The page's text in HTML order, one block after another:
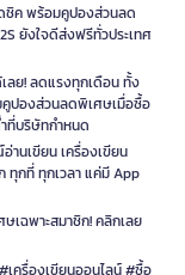
ชิค พร้อมคูปองส่วนลด
ยังใจดีส่งฟรีทั่วประเทศ
ลย! ลดแรงทุกเดือน ทั้ง
ปองส่วนลดพิเศษเมื่อซื้อ
ที่บริษัทกำหนด
านเขียน เครื่องเขียน
ทุกที่ ทุกเวลา แค่มี App
เฉพาะสมาชิก! คลิกเลย
เครื่องเขียนออนไลน์ #ซื้อ